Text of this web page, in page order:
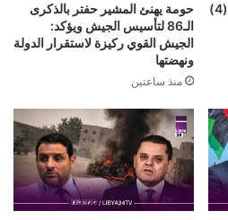
إعادة التغذية لمحطة المجاورات (4)
حومة يهنئ المشير حفتر بالذكرى
الـ86 لتأسيس الجيش ويؤكد:
الجيش القوي ركيزة لاستقرار الدولة
ونهضتها
منذ ساعتين